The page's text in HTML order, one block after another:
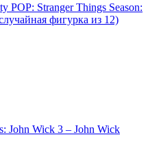
POP: Stranger Things Season:
фигурка из 12)
John Wick 3 – John Wick